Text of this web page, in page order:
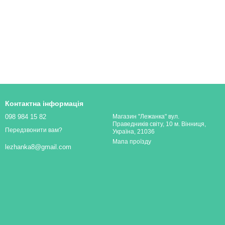
Контактна інформація
098 984 15 82
Передзвонити вам?
lezhanka8@gmail.com
Магазин "Лежанка" вул.
Праведників світу, 10 м. Вінниця,
Україна, 21036
Мапа проїзду